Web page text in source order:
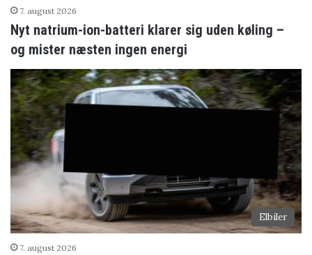
7. august 2026
Nyt natrium-ion-batteri klarer sig uden køling –
og mister næsten ingen energi
Elbiler
7. august 2026